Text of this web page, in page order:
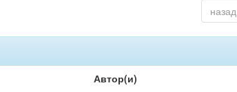
назад
Автор(и)